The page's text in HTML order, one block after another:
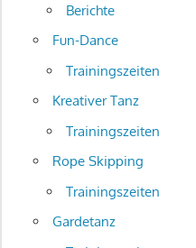
Berichte
Fun-Dance
Trainingszeiten
Kreativer Tanz
Trainingszeiten
Rope Skipping
Trainingszeiten
Gardetanz